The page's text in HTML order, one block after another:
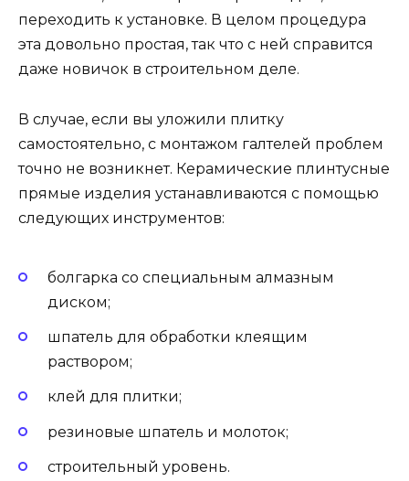
переходить к установке. В целом процедура
эта довольно простая, так что с ней справится
даже новичок в строительном деле.
В случае, если вы уложили плитку
самостоятельно, с монтажом галтелей проблем
точно не возникнет. Керамические плинтусные
прямые изделия устанавливаются с помощью
следующих инструментов:
болгарка со специальным алмазным
диском;
шпатель для обработки клеящим
раствором;
клей для плитки;
резиновые шпатель и молоток;
строительный уровень.